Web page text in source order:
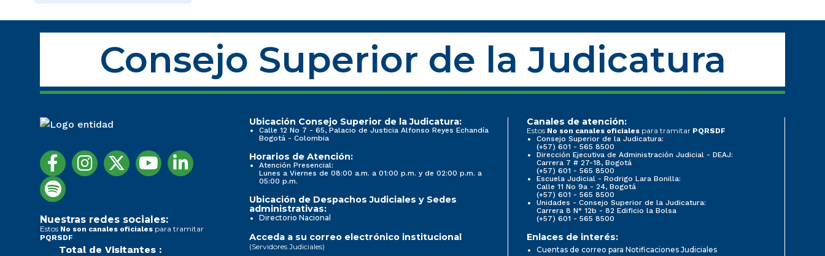
Consejo Superior de la Judicatura
Nuestras redes sociales:
Estos No son canales oficiales para tramitar
PQRSDF
Total de Visitantes :
Ubicación Consejo Superior de la Judicatura:
Calle 12 No 7 - 65, Palacio de Justicia Alfonso Reyes Echandía
Bogotá - Colombia
Horarios de Atención:
Atención Presencial:
Lunes a Viernes de 08:00 a.m. a 01:00 p.m. y de 02:00 p.m. a
05:00 p.m.
Ubicación de Despachos Judiciales y Sedes
administrativas:
Directorio Nacional
Canales de atención:
Estos No son canales oficiales para tramitar PQRSDF
Consejo Superior de la Judicatura:
(+57) 601 - 565 8500
Dirección Ejecutiva de Administración Judicial - DEAJ:
Carrera 7 # 27-18, Bogotá
(+57) 601 - 565 8500
Escuela Judicial - Rodrigo Lara Bonilla:
Calle 11 No 9a - 24, Bogotá
(+57) 601 - 565 8500
Unidades - Consejo Superior de la Judicatura:
Carrera 8 N° 12b - 82 Edificio la Bolsa
(+57) 601 - 565 8500
Acceda a su correo electrónico institucional
(Servidores Judiciales)
Enlaces de interés:
Cuentas de correo para Notificaciones Judiciales